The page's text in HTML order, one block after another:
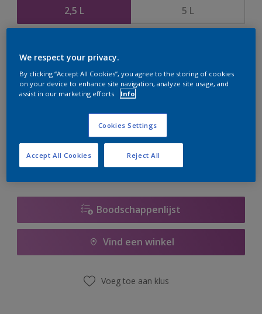
2,5 L 5 L
te bestellen. Houd de website in de gaten, we werken
er hard aan om de voorraad aan te vullen.
Boodschappenlijst
Vind een winkel
Voeg toe aan klus
We respect your privacy.
By clicking “Accept All Cookies”, you agree to the storing of cookies
on your device to enhance site navigation, analyze site usage, and
assist in our marketing efforts.
Info
Cookies Settings
Reject All
Accept All Cookies